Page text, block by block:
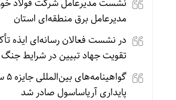
مدیرعامل برق منطقه‌ای استان
در نشست فعالان رسانه‌ای ایذه
تقویت جهاد تبیین در شرایط جنگ
پایداری آریاساسول صادر شد